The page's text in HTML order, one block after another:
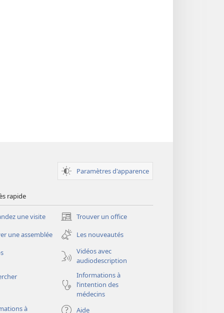
Paramètres d'apparence
rapide
une visite Trouver un office
(ouvre
une
nouvelle
fenêtre)
une assemblée
Les nouveautés
Vidéos avec
audiodescription
Informations à
l’intention des
médecins
à
Aide